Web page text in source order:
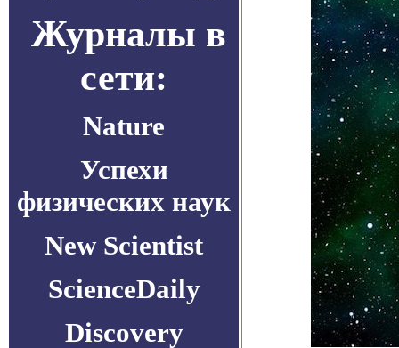
Журналы в
сети:
Nature
Успехи
физических наук
New Scientist
ScienceDaily
Discovery